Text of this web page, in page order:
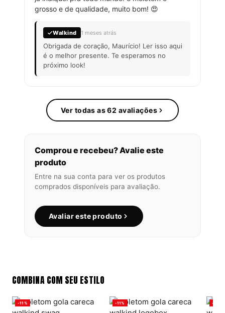
grosso e de qualidade, muito bom! 😍
Walkind 1 meses atrás
Obrigada de coração, Maurício! Ler isso aqui
é o melhor presente. Te esperamos no
próximo look!
Ver todas as 62 avaliações
Comprou e recebeu? Avalie este
produto
Entre na sua conta para ver os produtos
comprados disponíveis para avaliação.
Avaliar este produto
COMBINA COM SEU ESTILO
-11% -11% -11%